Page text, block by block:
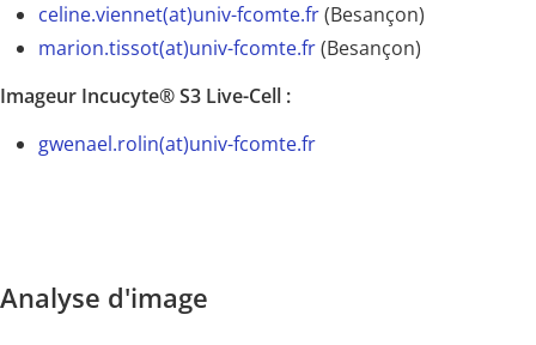
celine.viennet(at)univ-fcomte.fr(Besançon)
marion.tissot(at)univ-fcomte.fr(Besançon)
Imageur Incucyte® S3 Live-Cell :
gwenael.rolin(at)univ-fcomte.fr
Analyse d'image